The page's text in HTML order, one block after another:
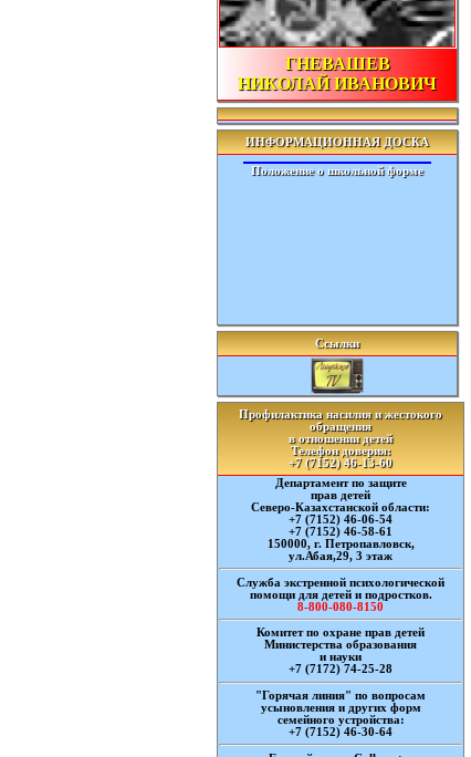
ГНЕВАШЕВ
НИКОЛАЙ ИВАНОВИЧ
ИНФОРМАЦИОННАЯ ДОСКА
Положение о школьной форме
Ссылки
Профилактика насилия и жестокого
обращения
в отношении детей
Телефон доверия:
+7 (7152) 46-13-60
Департамент по защите
прав детей
Северо-Казахстанской области:
+7 (7152) 46-06-54
+7 (7152) 46-58-61
150000, г. Петропавловск,
ул.Абая,29, 3 этаж
Служба экстренной психологической
помощи для детей и подростков.
8-800-080-8150
Комитет по охране прав детей
Министерства образования
и науки
+7 (7172) 74-25-28
"Горячая линия" по вопросам
усыновления и других форм
семейного устройства:
+7 (7152) 46-30-64